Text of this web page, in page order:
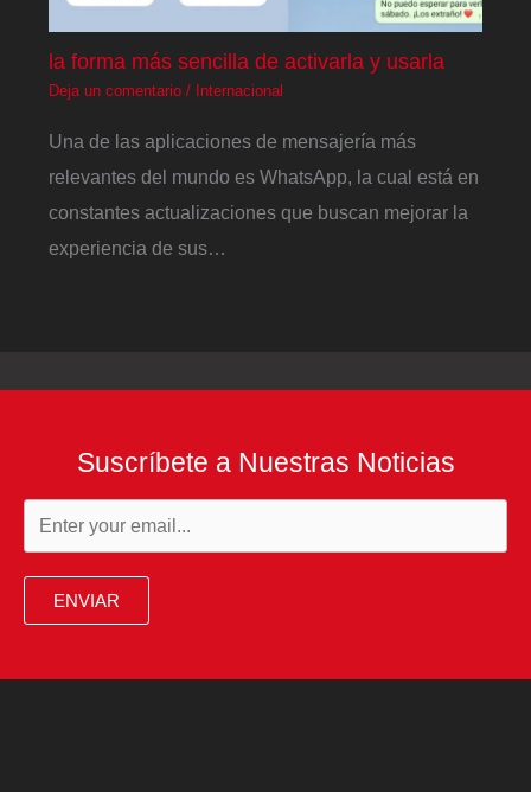
la forma más sencilla de activarla y usarla
Deja un comentario / Internacional
Una de las aplicaciones de mensajería más
relevantes del mundo es WhatsApp, la cual está en
constantes actualizaciones que buscan mejorar la
experiencia de sus…
Suscríbete a Nuestras Noticias
ENVIAR